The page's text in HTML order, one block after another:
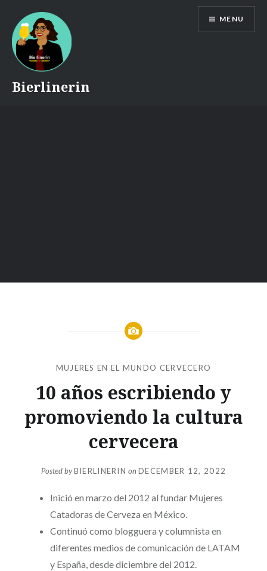
content
Bierlinerin
MENU
MUJERES EN EL MUNDO CERVECERO
10 años escribiendo y
promoviendo la cultura
cervecera
Posted byBIERLINERIN onDECEMBER 12, 2022
Inició en marzo del 2012 al fundar Mujeres
Catadoras de Cerveza en México.
Continuó como blogguera y columnista en
diferentes medios de comunicación de LATAM
y España, desde diciembre del 2012.